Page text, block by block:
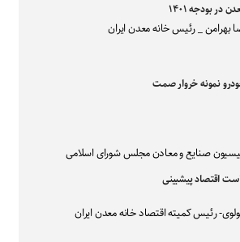
بودجه ۱۴۰۱
بهرامن _ رئیس خانه معدن ایران
نمونه خروار صمت
صنایع و معادن مجلس شورای اسلامی
اقتصاد پیشبینی
رئیس کمیته اقتصاد خانه معدن ایران